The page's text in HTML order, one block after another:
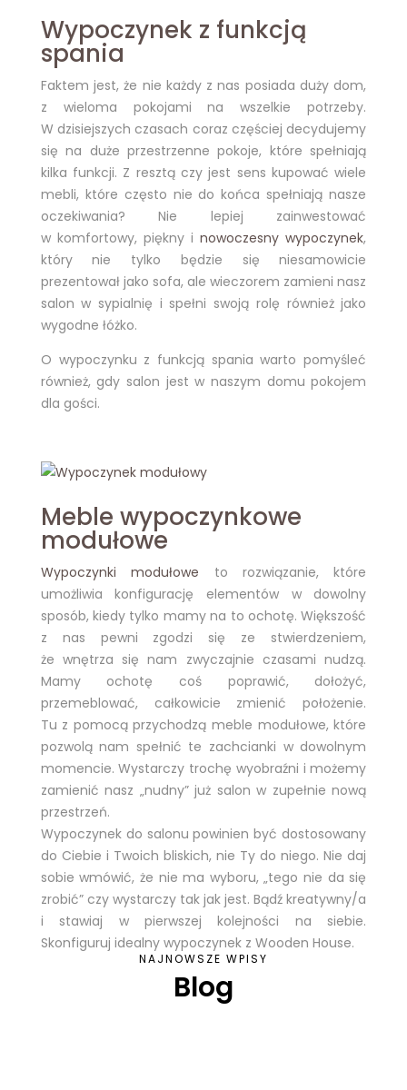
Wypoczynek z funkcją
spania
Faktem jest, że nie każdy z nas posiada duży dom,
z wieloma pokojami na wszelkie potrzeby.
W dzisiejszych czasach coraz częściej decydujemy
się na duże przestrzenne pokoje, które spełniają
kilka funkcji. Z resztą czy jest sens kupować wiele
mebli, które często nie do końca spełniają nasze
oczekiwania? Nie lepiej zainwestować
w komfortowy, piękny inowoczesny wypoczynek,
który nie tylko będzie się niesamowicie
prezentował jako sofa, ale wieczorem zamieni nasz
salon w sypialnię i spełni swoją rolę również jako
wygodne łóżko.
O wypoczynku z funkcją spania warto pomyśleć
również, gdy salon jest w naszym domu pokojem
dla gości.
Meble wypoczynkowe
modułowe
Wypoczynki modułowe to rozwiązanie, które
umożliwia konfigurację elementów w dowolny
sposób, kiedy tylko mamy na to ochotę. Większość
z nas pewni zgodzi się ze stwierdzeniem,
że wnętrza się nam zwyczajnie czasami nudzą.
Mamy ochotę coś poprawić, dołożyć,
przemeblować, całkowicie zmienić położenie.
Tu z pomocą przychodzą meble modułowe, które
pozwolą nam spełnić te zachcianki w dowolnym
momencie. Wystarczy trochę wyobraźni i możemy
zamienić nasz „nudny” już salon w zupełnie nową
przestrzeń.
Wypoczynek do salonu powinien być dostosowany
do Ciebie i Twoich bliskich, nie Ty do niego. Nie daj
sobie wmówić, że nie ma wyboru, „tego nie da się
zrobić” czy wystarczy tak jak jest. Bądź kreatywny/a
i stawiaj w pierwszej kolejności na siebie.
Skonfiguruj idealny wypoczynek z Wooden House.
NAJNOWSZE WPISY
Blog